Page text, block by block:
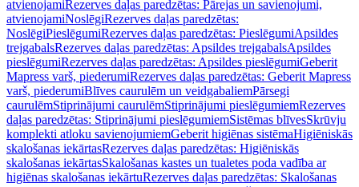
atvienojamiRezerves daļas paredzētas: Pārejas un savienojumi,
atvienojamiNoslēgiRezerves daļas paredzētas:
NoslēgiPieslēgumiRezerves daļas paredzētas: PieslēgumiApsildes
trejgabalsRezerves daļas paredzētas: Apsildes trejgabalsApsildes
pieslēgumiRezerves daļas paredzētas: Apsildes pieslēgumiGeberit
Mapress varš, piederumiRezerves daļas paredzētas: Geberit Mapress
varš, piederumiBlīves caurulēm un veidgabaliemPārsegi
caurulēmStiprinājumi caurulēmStiprinājumi pieslēgumiemRezerves
daļas paredzētas: Stiprinājumi pieslēgumiemSistēmas blīvesSkrūvju
komplekti atloku savienojumiemGeberit higiēnas sistēmaHigiēniskās
skalošanas iekārtasRezerves daļas paredzētas: Higiēniskās
skalošanas iekārtasSkalošanas kastes un tualetes poda vadība ar
higiēnas skalošanas iekārtuRezerves daļas paredzētas: Skalošanas